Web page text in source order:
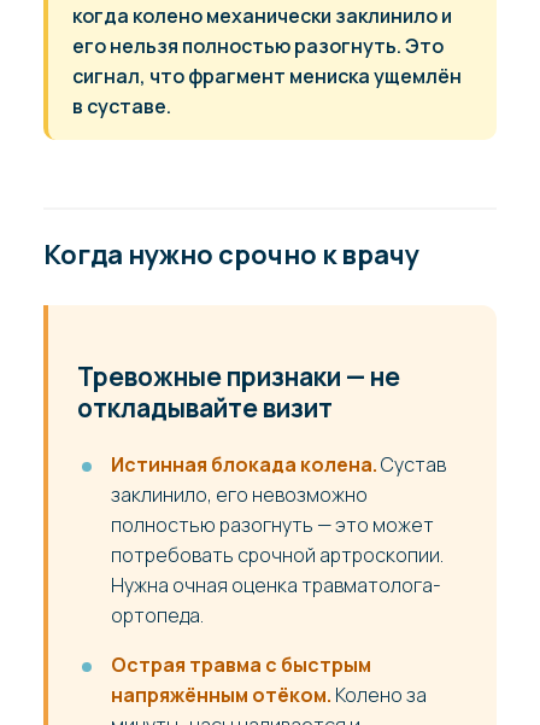
когда колено механически заклинило и
его нельзя полностью разогнуть. Это
сигнал, что фрагмент мениска ущемлён
в суставе.
Когда нужно срочно к врачу
Тревожные признаки — не
откладывайте визит
Истинная блокада колена.Сустав
заклинило, его невозможно
полностью разогнуть — это может
потребовать срочной артроскопии.
Нужна очная оценка травматолога-
ортопеда.
Острая травма с быстрым
напряжённым отёком. Колено за